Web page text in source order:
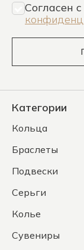
Согласен c
Категории
Кольца
Браслеты
Подвески
Серьги
Колье
Сувениры